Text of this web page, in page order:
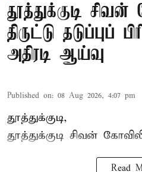
தூத்துக்குடி
திருட்டு தடுப்புப்
அதிரடி ஆய்வு
Published on: 08 Aug 2026, 4:07 pm
தூத்துக்குடி,
தூத்துக்குடி சிவன்
Read